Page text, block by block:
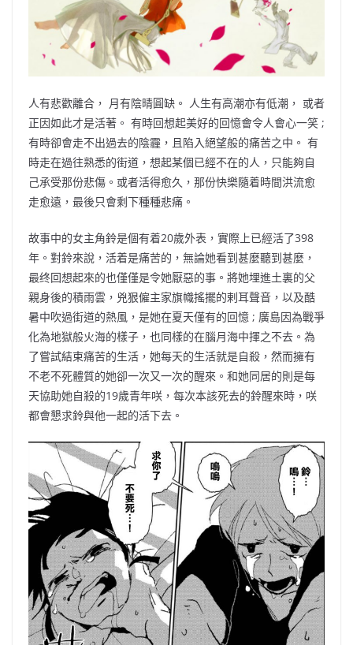
人有悲歡離合， 月有陰晴圓缺。 人生有高潮亦有低潮， 或者
正因如此才是活著。 有時回想起美好的回憶會令人會心一笑 ;
有時卻會走不出過去的陰霾，且陷入絕望般的痛苦之中。 有
時走在過往熟悉的街道，想起某個已經不在的人，只能夠自
己承受那份悲傷。或者活得愈久，那份快樂隨着時間洪流愈
走愈遠，最後只會剩下種種悲痛。
故事中的女主角鈴是個有着20歲外表，實際上已經活了398
年。對鈴來說，活着是痛苦的，無論她看到甚麼聽到甚麼，
最终回想起來的也僅僅是令她厭惡的事。將她埋進土裏的父
親身後的積雨雲，兇狠僱主家旗幟搖擺的剌耳聲音，以及酷
暑中吹過街道的熱風，是她在夏天僅有的回憶 ; 廣島因為戰爭
化為地獄般火海的樣子，也同樣的在腦月海中揮之不去。為
了嘗試結束痛苦的生活，她每天的生活就是自殺，然而擁有
不老不死體質的她卻一次又一次的醒來。和她同居的則是每
天協助她自殺的19歲青年咲，每次本該死去的鈴醒來時，咲
都會懇求鈴與他一起的活下去。